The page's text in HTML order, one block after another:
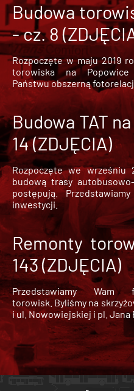
Budowa
- cz. 8
Rozpoczęte w maju 2019
torowiska na Popowice
Państwu obszerną
Budowa TAT
14 (ZDJĘCIA)
Rozpoczęte we wrześniu
budową trasy
postępują.
inwestycji.
Remonty
143 (ZDJĘCIA)
Przedstawiamy
torowisk. Byliśmy na
i ul. Nowowiejskiej i pl. Jana